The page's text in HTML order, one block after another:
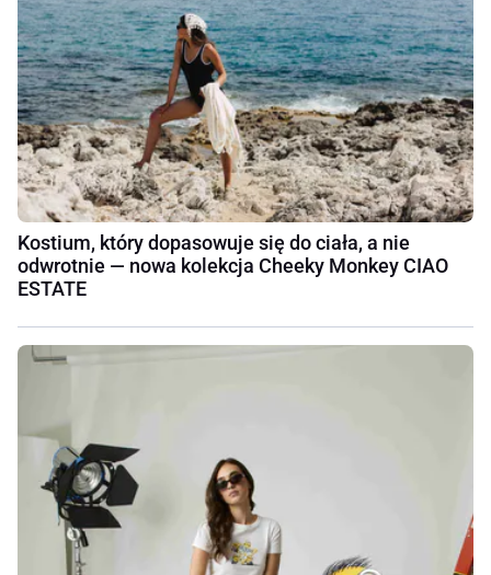
Kostium, który dopasowuje się do ciała, a nie
odwrotnie — nowa kolekcja Cheeky Monkey CIAO
ESTATE